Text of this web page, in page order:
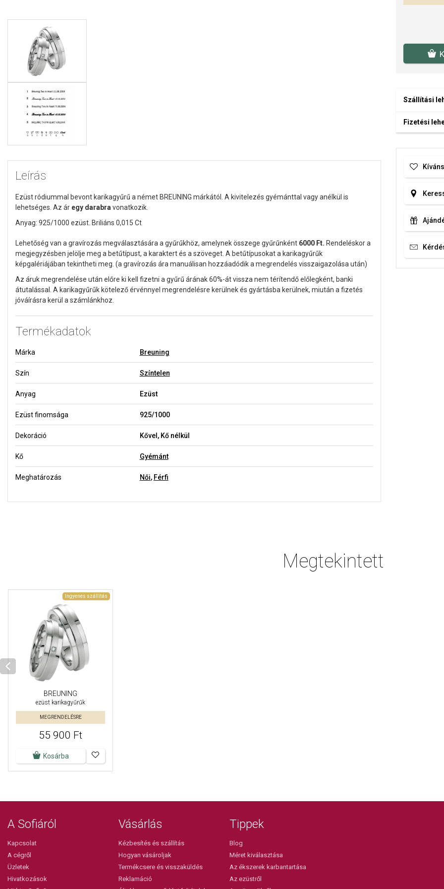
Leírás
Ezüst ródiummal bevont karikagyűrű a német BREUNING márkától. A kivitelezés gyémánttal vagy anélkül is
lehetséges. Az ár egy darabra vonatkozik.
Anyag: 925/1000 ezüst. Briliáns 0,015 Ct
Lehetőség van a gravírozás megválasztására a gyűrűkhöz, amelynek összege gyűrűnként 6000 Ft. Rendeléskor a
megjegyzésben jelölje meg a betűtípust, a karaktert és a szöveget. A betűtípusokat a karikagyűrűk
képgalériájában tekintheti meg. (a gravírozás ára manuálisan hozzáadódik a megrendelés visszaigazolása után)
Az áruk megrendelése után előre ki kell fizetni a gyűrű árának 60%-át vissza nem térítendő előlegként, banki
átutalással. A karikagyűrűk kötelező érvénnyel megrendelésre kerülnek és gyártásba kerülnek, miután a fizetés
jóváírásra kerül a számlánkhoz.
Termékadatok
Márka Breuning
Szín Színtelen
Anyag Ezüst
Ezüst finomsága 925/1000
Dekoráció Kővel, Kő nélkül
Kő Gyémánt
Meghatározás Női, Férfi
Szállítási
Fizetési
Megtekintett
Ingyenes szállítás
BREUNING
ezüst karikagyűrűk
MEGRENDELÉSRE
55 900 Ft
Kosárba
A Sofiáról
Kapcsolat
A cégről
Üzletek
Hivatkozások
Vásárlás
Kézbesítés és szállítás
Hogyan vásároljak
Termékcsere és visszaküldés
Reklamáció
Tippek
Blog
Méret kiválasztása
Az ékszerek karbantartása
Az ezüstről